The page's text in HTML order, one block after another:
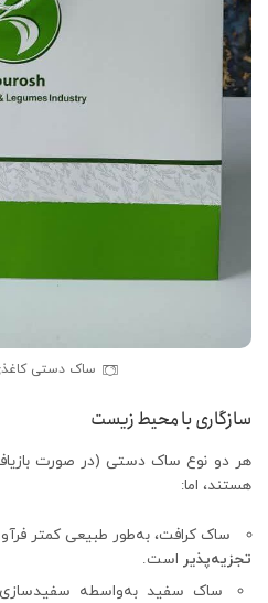
ساک دستی
سازگاری با محیط زیست
هر دو نوع ساک دستی (در صورت
هستند، اما:
ساک کرافت، به‌طور طبیعی کمتر
تجزیه‌پذیر است.
ساک سفید به‌واسطه سفیدسازی